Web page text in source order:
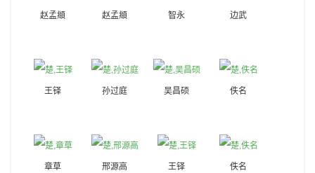
赵孟頫 赵孟頫 智永 边武
王铎 孙过庭 吴昌硕 佚名
章草 邢源高 王铎 佚名